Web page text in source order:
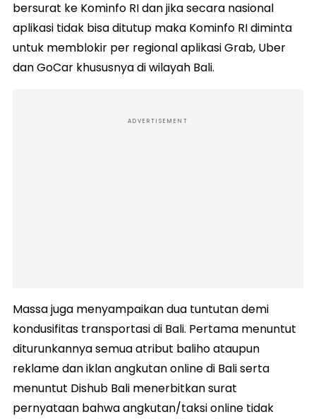
bersurat ke Kominfo RI dan jika secara nasional
aplikasi tidak bisa ditutup maka Kominfo RI diminta
untuk memblokir per regional aplikasi Grab, Uber
dan GoCar khususnya di wilayah Bali.
ADVERTISEMENT
Massa juga menyampaikan dua tuntutan demi
kondusifitas transportasi di Bali. Pertama menuntut
diturunkannya semua atribut baliho ataupun
reklame dan iklan angkutan online di Bali serta
menuntut Dishub Bali menerbitkan surat
pernyataan bahwa angkutan/taksi online tidak